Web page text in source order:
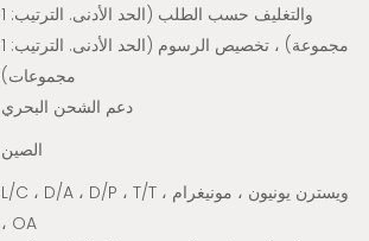
والتغليف حسب الطلب (الحد الأدنى. الترتيب: 1
مجموعة) ، تخصيص الرسوم (الحد الأدنى. الترتيب: 1
مجموعات)
دعم الشحن البحري
الصين
L/C ، D/A ، D/P ، T/T ، ويسترن يونيون ، مونيغرام
، OA